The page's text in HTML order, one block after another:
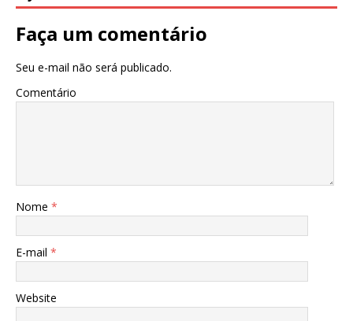
Faça um comentário
Seu e-mail não será publicado.
Comentário
Nome *
E-mail *
Website